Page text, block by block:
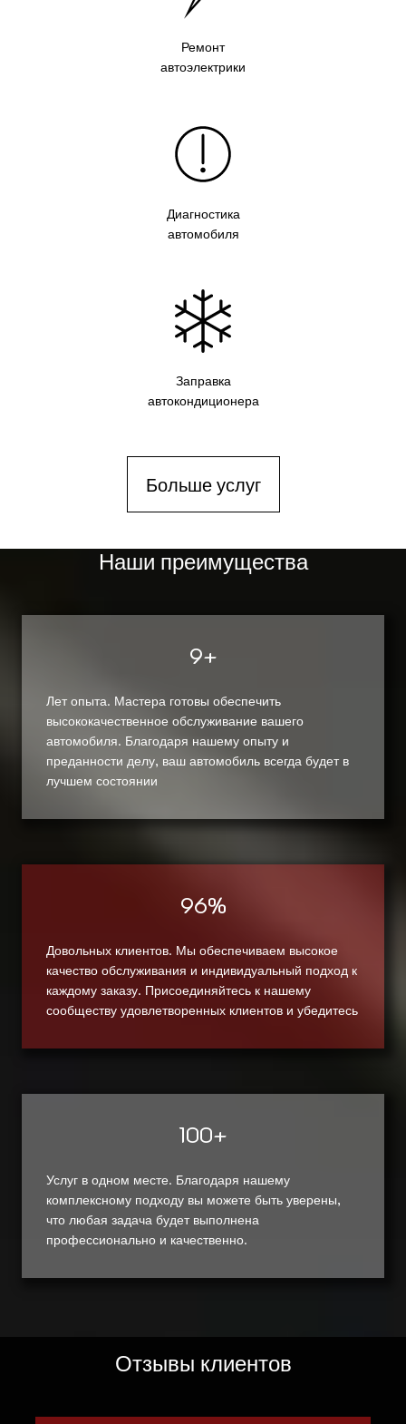
Ремонт
автоэлектрики
Диагностика
автомобиля
Заправка
автокондиционера
Больше услуг
Наши преимущества
9+
Лет опыта. Мастера готовы обеспечить
высококачественное обслуживание вашего
автомобиля. Благодаря нашему опыту и
преданности делу, ваш автомобиль всегда будет в
лучшем состоянии
96%
Довольных клиентов. Мы обеспечиваем высокое
качество обслуживания и индивидуальный подход к
каждому заказу. Присоединяйтесь к нашему
сообществу удовлетворенных клиентов и убедитесь
100+
Услуг в одном месте. Благодаря нашему
комплексному подходу вы можете быть уверены,
что любая задача будет выполнена
профессионально и качественно.
Отзывы клиентов